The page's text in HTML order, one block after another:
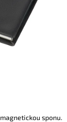
sponu.